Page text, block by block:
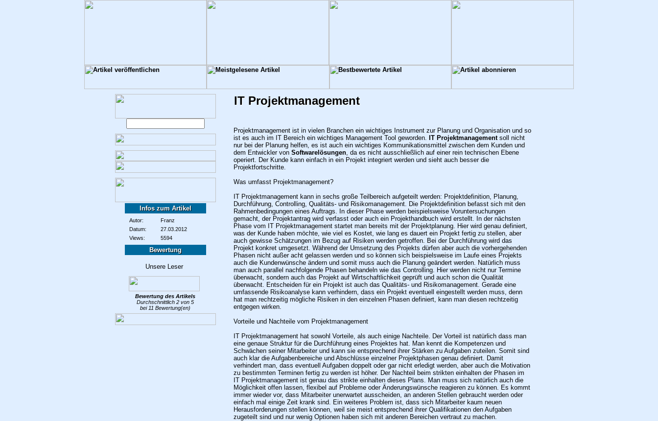
Infos zum Artikel
Autor:
Franz
Datum:
27.03.2012
Views:
5594
Bewertung
Bewertung des Artikels
Durchschnittlich 2 von 5
bei 11 Bewertung(en)
IT Projektmanagement
Projektmanagement ist in vielen Branchen ein wichtiges Instrument zur Planung und Organisation und so
ist es auch im IT Bereich ein wichtiges Management Tool geworden. IT Projektmanagementsoll nicht
nur bei der Planung helfen, es ist auch ein wichtiges Kommunikationsmittel zwischen dem Kunden und
dem Entwickler von Softwarelösungen, da es nicht ausschließlich auf einer rein technischen Ebene
operiert. Der Kunde kann einfach in ein Projekt integriert werden und sieht auch besser die
Projektfortschritte.
Was umfasst Projektmanagement?
IT Projektmanagement kann in sechs große Teilbereich aufgeteilt werden: Projektdefinition, Planung,
Durchführung, Controlling, Qualitäts- und Risikomanagement. Die Projektdefinition befasst sich mit den
Rahmenbedingungen eines Auftrags. In dieser Phase werden beispielsweise Voruntersuchungen
gemacht, der Projektantrag wird verfasst oder auch ein Projekthandbuch wird erstellt. In der nächsten
Phase vom IT Projektmanagement startet man bereits mit der Projektplanung. Hier wird genau definiert,
was der Kunde haben möchte, wie viel es Kostet, wie lang es dauert ein Projekt fertig zu stellen, aber
auch gewisse Schätzungen im Bezug auf Risiken werden getroffen. Bei der Durchführung wird das
Projekt konkret umgesetzt. Während der Umsetzung des Projekts dürfen aber auch die vorhergehenden
Phasen nicht außer acht gelassen werden und so können sich beispielsweise im Laufe eines Projekts
auch die Kundenwünsche ändern und somit muss auch die Planung geändert werden. Natürlich muss
man auch parallel nachfolgende Phasen behandeln wie das Controlling. Hier werden nicht nur Termine
überwacht, sondern auch das Projekt auf Wirtschaftlichkeit geprüft und auch schon die Qualität
überwacht. Entscheiden für ein Projekt ist auch das Qualitäts- und Risikomanagement. Gerade eine
umfassende Risikoanalyse kann verhindern, dass ein Projekt eventuell eingestellt werden muss, denn
hat man rechtzeitig mögliche Risiken in den einzelnen Phasen definiert, kann man diesen rechtzeitig
entgegen wirken.
Vorteile und Nachteile vom Projektmanagement
IT Projektmanagement hat sowohl Vorteile, als auch einige Nachteile. Der Vorteil ist natürlich dass man
eine genaue Struktur für die Durchführung eines Projektes hat. Man kennt die Kompetenzen und
Schwächen seiner Mitarbeiter und kann sie entsprechend ihrer Stärken zu Aufgaben zuteilen. Somit sind
auch klar die Aufgabenbereiche und Abschlüsse einzelner Projektphasen genau definiert. Damit
verhindert man, dass eventuell Aufgaben doppelt oder gar nicht erledigt werden, aber auch die Motivation
zu bestimmten Terminen fertig zu werden ist höher. Der Nachteil beim strikten einhalten der Phasen im
IT Projektmanagement ist genau das strikte einhalten dieses Plans. Man muss sich natürlich auch die
Möglichkeit offen lassen, flexibel auf Probleme oder Änderungswünsche reagieren zu können. Es kommt
immer wieder vor, dass Mitarbeiter unerwartet ausscheiden, an anderen Stellen gebraucht werden oder
einfach mal einige Zeit krank sind. Ein weiteres Problem ist, dass sich Mitarbeiter kaum neuen
Herausforderungen stellen können, weil sie meist entsprechend ihrer Qualifikationen den Aufgaben
zugeteilt sind und nur wenig Optionen haben sich mit anderen Bereichen vertraut zu machen.